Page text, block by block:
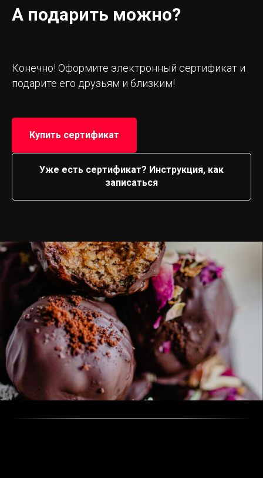
А подарить можно?
Конечно! Оформите электронный сертификат и
подарите его друзьям и близким!
Купить сертификат
Уже есть сертификат? Инструкция, как
записаться